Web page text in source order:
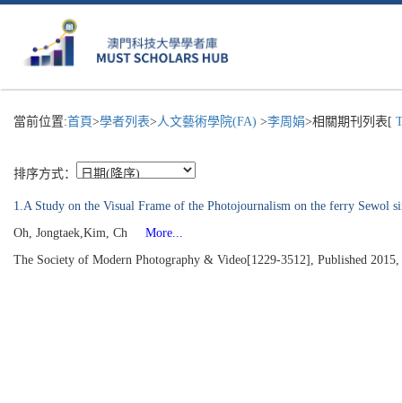
當前位置:首頁>學者列表>人文藝術學院(FA) >李周娟>相關期刊列表[
排序方式：
1.A Study on the Visual Frame of the Photojournalism on the ferry Sewol
Oh, Jongtaek,Kim, Ch
More...
The Society of Modern Photography & Video[1229-3512], Published 2015,